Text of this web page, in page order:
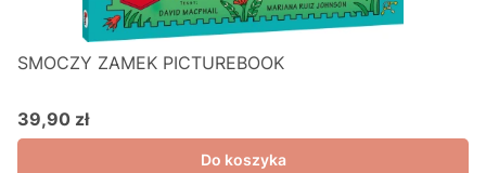
SMOCZY ZAMEK PICTUREBOOK
Cena
39,90 zł
Do koszyka